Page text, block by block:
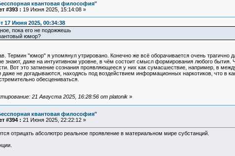
квантовая философия"
#393 : 19 Июня 2025, 15:14:08 »
17 Июня 2025, 00:34:38
пока его не подожжешь
юмор?
Термин "юмор" я упомянул утрировано. Конечно же всё оборачивается очень трагично
знают, даже на интуитивном уровне, в чём состоит смысл формирования любого бытия.
Вот это затмение сознания проявляющееся у них как сумасшествие, например, в
не догадываются, находясь под воздействием информационных наркотиков, что в
обесцениваться.
21 Августа 2025, 16:28:56 от platonik»
квантовая философия"
#394 : 21 Июня 2025, 22:22:12 »
отрицать абсолютро реальное проявление в материальном мире субстанций.